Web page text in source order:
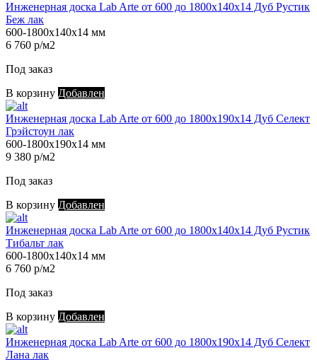
Инженерная доска Lab Arte от 600 до 1800х140х14 Дуб Рустик
Беж лак
600-1800х140х14 мм
6 760 р/м2
Под заказ
В корзину Добавлен
Инженерная доска Lab Arte от 600 до 1800х190х14 Дуб Селект
Грэйстоун лак
600-1800х190х14 мм
9 380 р/м2
Под заказ
В корзину Добавлен
Инженерная доска Lab Arte от 600 до 1800х140х14 Дуб Рустик
Тибальт лак
600-1800х140х14 мм
6 760 р/м2
Под заказ
В корзину Добавлен
Инженерная доска Lab Arte от 600 до 1800х190х14 Дуб Селект
Лана лак